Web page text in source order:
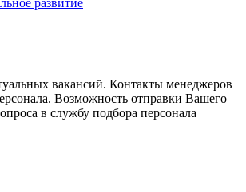
развитие
вакансий. Контакты менеджеров
Возможность отправки Вашего
в службу подбора персонала